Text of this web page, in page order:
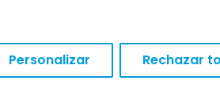
Personalizar Rechazar
CONTACTO: